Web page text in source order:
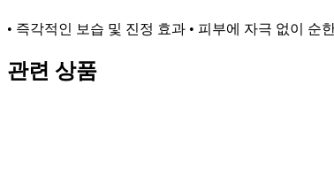
• 즉각적인 보습 및 진정 효과 • 피부에 자극 없이 순
관련 상품